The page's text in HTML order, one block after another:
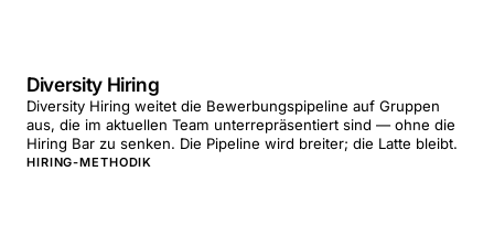
Diversity Hiring
Diversity Hiring weitet die Bewerbungspipeline auf Gruppen
aus, die im aktuellen Team unterrepräsentiert sind — ohne die
Hiring Bar zu senken. Die Pipeline wird breiter; die Latte bleibt.
HIRING-METHODIK